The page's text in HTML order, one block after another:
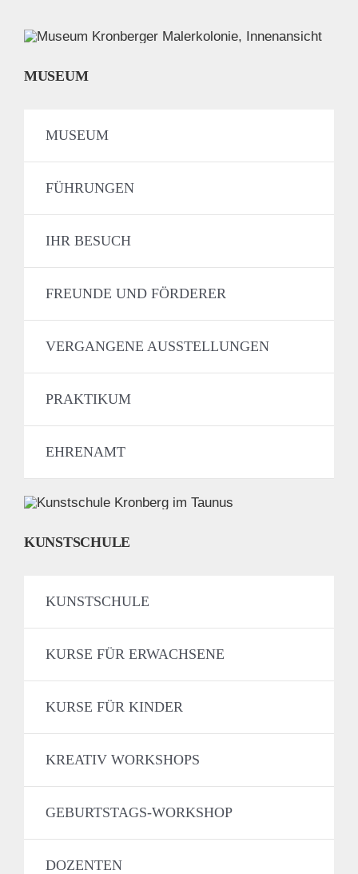
MUSEUM
MUSEUM
FÜHRUNGEN
IHR BESUCH
FREUNDE UND FÖRDERER
VERGANGENE AUSSTELLUNGEN
PRAKTIKUM
EHRENAMT
KUNSTSCHULE
KUNSTSCHULE
KURSE FÜR ERWACHSENE
KURSE FÜR KINDER
KREATIV WORKSHOPS
GEBURTSTAGS-WORKSHOP
DOZENTEN